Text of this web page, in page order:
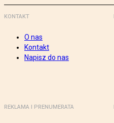
KONTAKT
O nas
Kontakt
Napisz do nas
REKLAMA I PRENUMERATA